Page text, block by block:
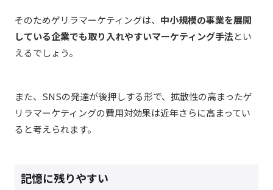
そのためゲリラマーケティングは、 中小規模の事業を展開
している企業でも取り入れやすいマーケティング手法とい
えるでしょう。
また、SNSの発達が後押しする形で、拡散性の高まったゲ
リラマーケティングの費用対効果は近年さらに高まってい
ると考えられます。
記憶に残りやすい